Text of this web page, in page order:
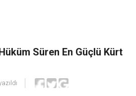
Süren En Güçlü Kürt